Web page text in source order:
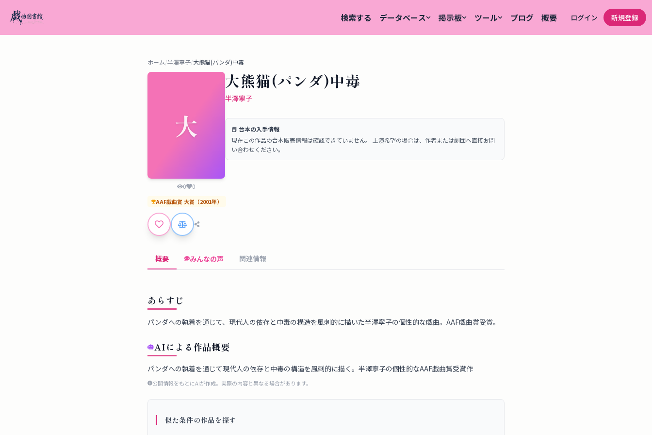
検索する データベース 掲示板 ツール ブログ 概要 ログイン 新規登録
ホーム/半澤寧子/大熊猫(パンダ)中毒
大
0 0
大熊猫(パンダ)中毒
半澤寧子
📕 台本の入手情報
現在この作品の台本販売情報は確認できていません。 上演希望の場合は、作者または劇団へ直接お問
い合わせください。
AAF戯曲賞 大賞 （2001年）
概要 みんなの声 関連情報
あらすじ
パンダへの執着を通じて、現代人の依存と中毒の構造を風刺的に描いた半澤寧子の個性的な戯曲。AAF戯曲賞受賞。
AIによる作品概要
パンダへの執着を通じて現代人の依存と中毒の構造を風刺的に描く。半澤寧子の個性的なAAF戯曲賞受賞作
公開情報をもとにAIが作成。実際の内容と異なる場合があります。
似た条件の作品を探す